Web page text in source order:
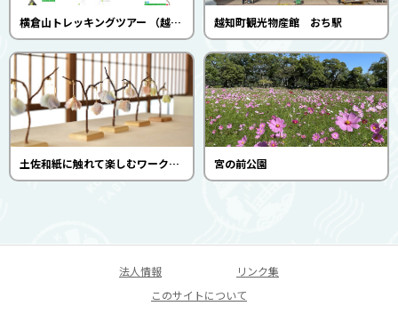
横倉山トレッキングツアー （越知町観光協会） 越知町観光物産館 おち駅
土佐和紙に触れて楽しむワークショップ(WASHI ORIORI） 宮の前公園
法人情報
リンク集
このサイトについて